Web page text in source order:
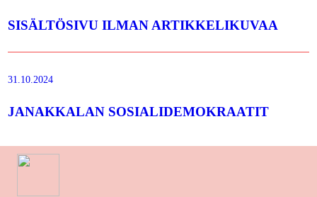
SISÄLTÖSIVU ILMAN ARTIKKELIKUVAA
31.10.2024
JANAKKALAN SOSIALIDEMOKRAATIT